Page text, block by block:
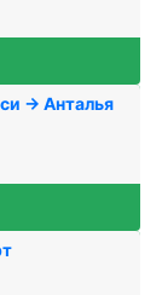
→ Анталья